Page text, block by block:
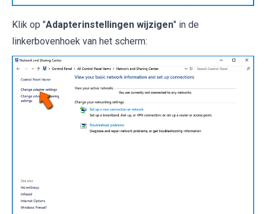
Klik op "Adapterinstellingen wijzigen" in de
linkerbovenhoek van het scherm: